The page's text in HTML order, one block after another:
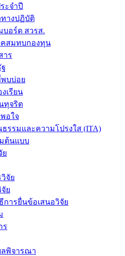
ะจำปี
างปฏิบัติ
บอร์ด สวรส.
คสมทบกองทุน
าร
บบ่อย
เรียน
ทุจริต
อใจ
รรมและความโปรงใส (ITA)
ต้นแบบ
ย
จัย
ย
ารยื่นข้อเสนอวิจัย
ร
ลพิจารณา